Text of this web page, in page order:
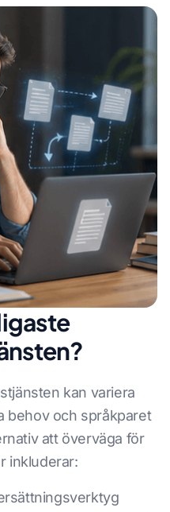
kan variera
behov och språkparet
att överväga för
inkluderar: